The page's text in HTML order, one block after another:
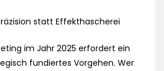
statt Effekthascherei
im Jahr 2025 erfordert ein
fundiertes Vorgehen. Wer